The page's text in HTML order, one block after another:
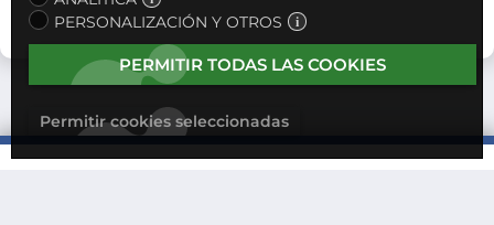
PERSONALIZACIÓN Y OTROS
PERMITIR TODAS LAS COOKIES
Permitir cookies seleccionadas